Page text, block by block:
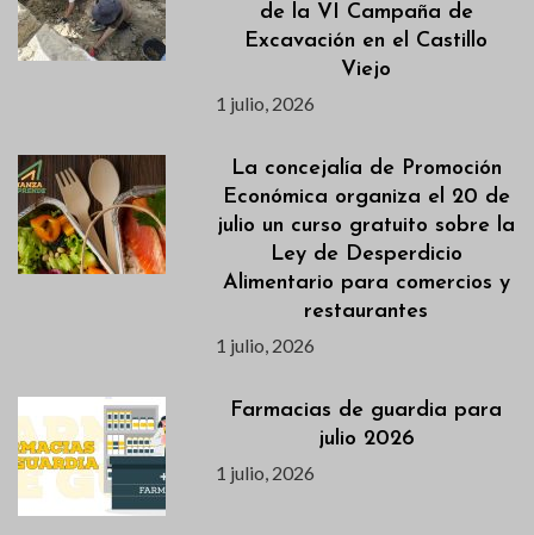
de la VI Campaña de
Excavación en el Castillo
Viejo
1 julio, 2026
La concejalía de Promoción
Económica organiza el 20 de
julio un curso gratuito sobre la
Ley de Desperdicio
Alimentario para comercios y
restaurantes
1 julio, 2026
Farmacias de guardia para
julio 2026
1 julio, 2026